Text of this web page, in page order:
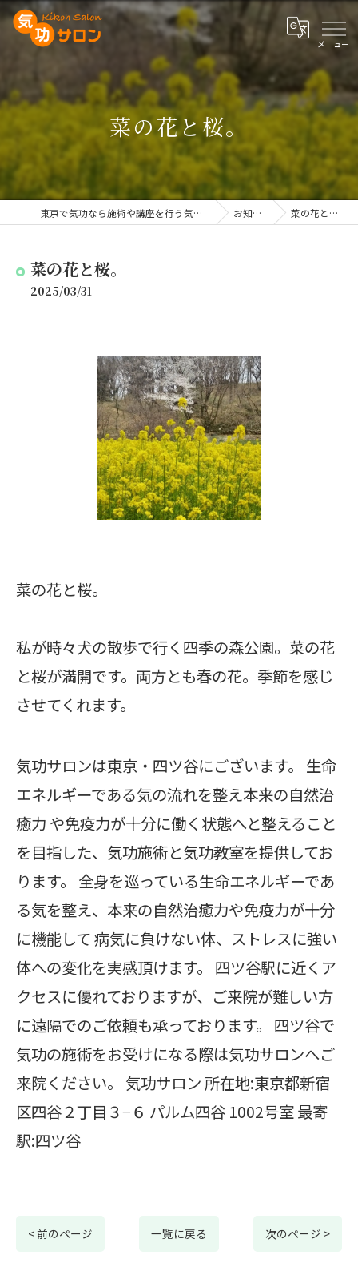
菜の花と桜。
東京で気功なら施術や講座を行う気功サロン お知らせ 菜の花と桜。
菜の花と桜。
2025/03/31
菜の花と桜。
私が時々犬の散歩で行く四季の森公園。菜の花
と桜が満開です。両方とも春の花。季節を感じ
させてくれます。
気功サロンは東京・四ツ谷にございます。 生命
エネルギーである気の流れを整え本来の自然治
癒力 や免疫力が十分に働く状態へと整えること
を目指した、気功施術と気功教室を提供してお
ります。 全身を巡っている生命エネルギーであ
る気を整え、本来の自然治癒力や免疫力が十分
に機能して 病気に負けない体、ストレスに強い
体への変化を実感頂けます。 四ツ谷駅に近くア
クセスに優れておりますが、ご来院が難しい方
に遠隔でのご依頼も承っております。 四ツ谷で
気功の施術をお受けになる際は気功サロンへご
来院ください。 気功サロン 所在地:東京都新宿
区四谷２丁目３−６ パルム四谷 1002号室 最寄
駅:四ツ谷
< 前のページ 一覧に戻る 次のページ >